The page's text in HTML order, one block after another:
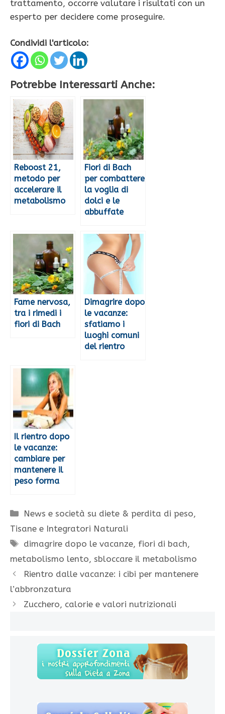
trattamento, occorre valutare i risultati con un
esperto per decidere come proseguire.
Condividi l'articolo:
Potrebbe Interessarti Anche:
Reboost 21,
metodo per
accelerare il
metabolismo
Fiori di Bach
per combattere
la voglia di
dolci e le
abbuffate
Fame nervosa,
tra i rimedi i
fiori di Bach
Dimagrire dopo
le vacanze:
sfatiamo i
luoghi comuni
del rientro
Il rientro dopo
le vacanze:
cambiare per
mantenere il
peso forma
Categorie
News e società su diete & perdita di peso,
Tisane e Integratori Naturali
Tag
dimagrire dopo le vacanze, fiori di bach,
metabolismo lento, sbloccare il metabolismo
Rientro dalle vacanze: i cibi per mantenere
l’abbronzatura
Zucchero, calorie e valori nutrizionali